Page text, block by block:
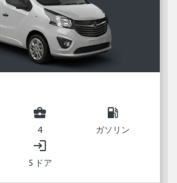
business_center
4
local_gas_station
ガソリン
login
5 ドア